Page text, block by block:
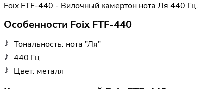
Foix FTF-440 - Вилочный камертон нота Ля 440 Гц.
Особенности Foix FTF-440
Тональность: нота "Ля"
440 Гц
Цвет: металл